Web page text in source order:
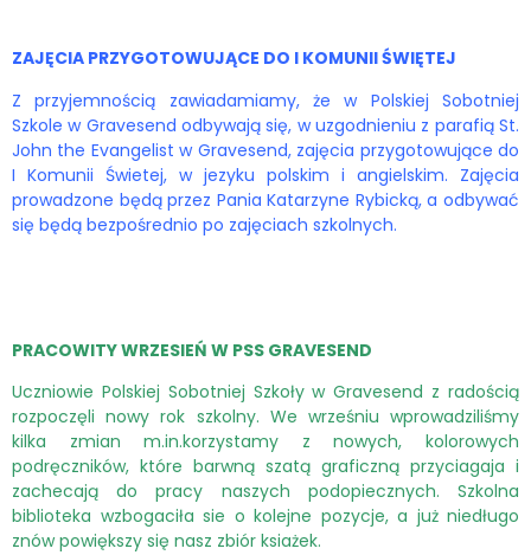
ZAJĘCIA PRZYGOTOWUJĄCE DO I KOMUNII ŚWIĘTEJ
Z przyjemnością zawiadamiamy, że w Polskiej Sobotniej
Szkole w Gravesend odbywają się, w uzgodnieniu z parafią St.
John the Evangelist w Gravesend, zajęcia przygotowujące do
I Komunii Świetej, w jezyku polskim i angielskim. Zajęcia
prowadzone będą przez Pania Katarzyne Rybicką, a odbywać
się będą bezpośrednio po zajęciach szkolnych.
PRACOWITY WRZESIEŃ W PSS GRAVESEND
Uczniowie Polskiej Sobotniej Szkoły w Gravesend z radością
rozpoczęli nowy rok szkolny. We wrześniu wprowadziliśmy
kilka zmian m.in.korzystamy z nowych, kolorowych
podręczników, które barwną szatą graficzną przyciagaja i
zachecają do pracy naszych podopiecznych. Szkolna
biblioteka wzbogaciła sie o kolejne pozycje, a już niedługo
znów powiększy się nasz zbiór ksiażek.